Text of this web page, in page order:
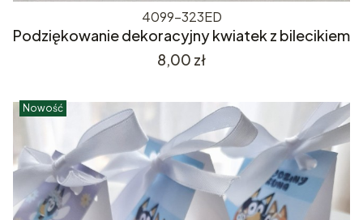
4099-323ED
Podziękowanie dekoracyjny kwiatek z bilecikiem
Cena
8,00 zł
Nowość